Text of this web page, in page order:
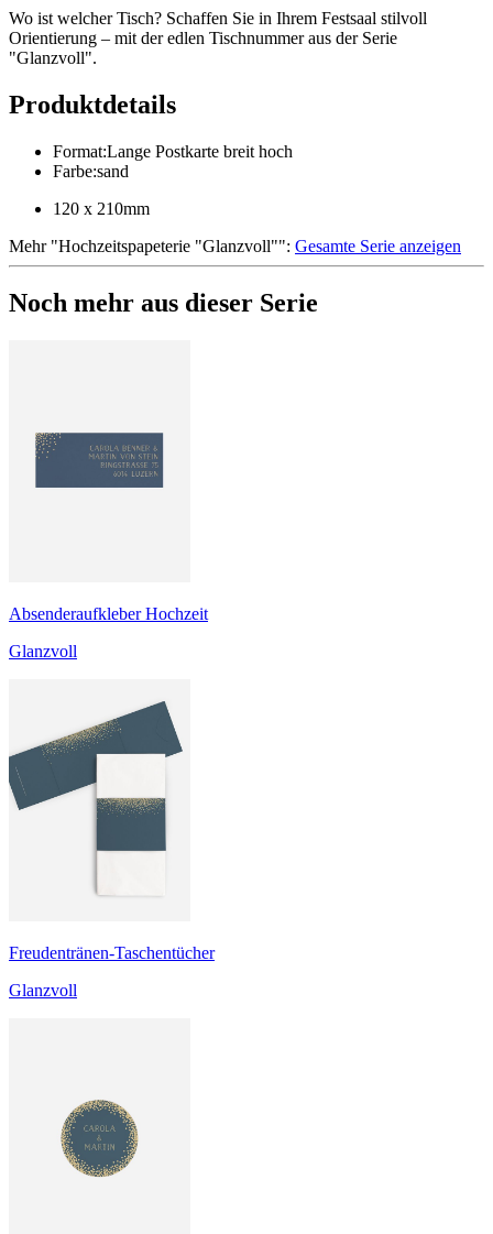
Wo ist welcher Tisch? Schaffen Sie in Ihrem Festsaal stilvoll
Orientierung – mit der edlen Tischnummer aus der Serie
"Glanzvoll".
Produktdetails
Format:Lange Postkarte breit hoch
Farbe:sand
120 x 210mm
Mehr"Hochzeitspapeterie "Glanzvoll"": Gesamte Serie anzeigen
Noch mehr aus dieser Serie
Absenderaufkleber Hochzeit
Glanzvoll
Freudentränen-Taschentücher
Glanzvoll